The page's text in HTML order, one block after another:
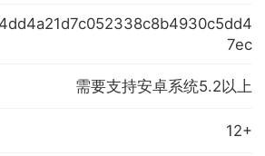
7ec
需要支持安卓系统5.2以上
12+